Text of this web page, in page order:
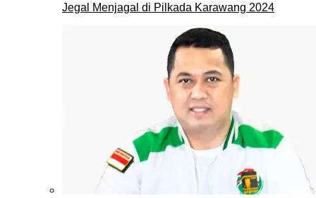
Jegal Menjagal di Pilkada Karawang 2024